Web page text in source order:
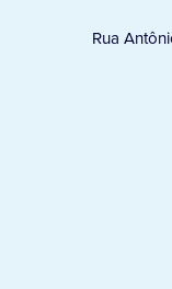
Rua